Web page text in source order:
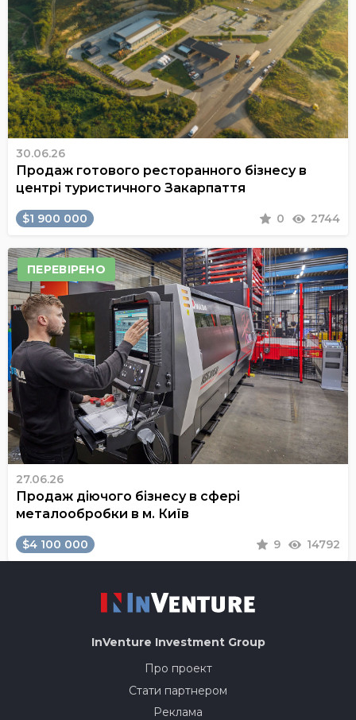
30.06.26
Продаж готового ресторанного бізнесу в
центрі туристичного Закарпаття
$1 900 000 0 2744
ПЕРЕВІРЕНО
27.06.26
Продаж діючого бізнесу в сфері
металообробки в м. Київ
$4 100 000 9 14792
InVenture Investment Group
Про проект
Стати партнером
Реклама